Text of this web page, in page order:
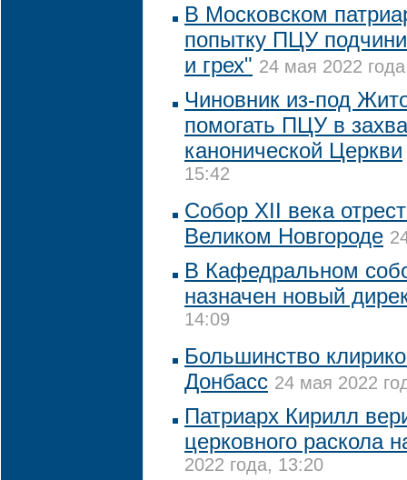
В Московском
попытку ПЦУ
и грех" 24 мая 2022
Чиновник из-под
помогать ПЦУ в
канонической Церкви
15:42
Собор XII века
Великом Новгороде
В Кафедральном
назначен новый
14:09
Большинство
Донбасс 24 мая 2022
Патриарх Кирилл
церковного раскола
2022 года, 13:20